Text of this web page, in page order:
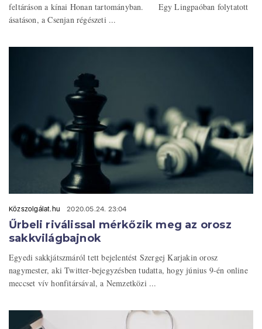
feltáráson a kínai Honan tartományban. Egy Lingpaóban folytatott
ásatáson, a Csenjan régészeti ...
Közszolgálat.hu 2020.05.24. 23:04
Űrbeli riválissal mérkőzik meg az orosz
sakkvilágbajnok
Egyedi sakkjátszmáról tett bejelentést Szergej Karjakin orosz
nagymester, aki Twitter-bejegyzésben tudatta, hogy június 9-én online
meccset vív honfitársával, a Nemzetközi ...